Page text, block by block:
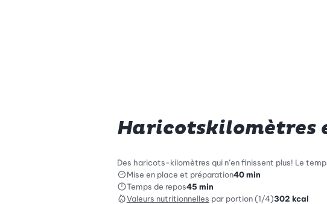
Haricotskilomètres
Des haricots-kilomètres qui n’en finissent plus! Le
Mise en place et préparation40 min
Temps de repos45 min
Valeurs nutritionnelles par portion (1/4)302 kcal